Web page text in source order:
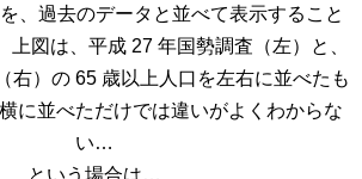
、過去のデータと並べて表示すること
上図は、平成 27 年国勢調査（左）と、
右）の 65 歳以上人口を左右に並べたも
に並べただけでは違いがよくわからな
い…
という場合は…